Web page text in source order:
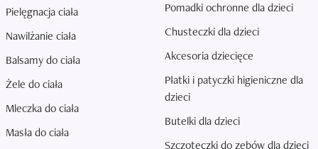
Pielęgnacja ciała
Nawilżanie ciała
Balsamy do ciała
Żele do ciała
Mleczka do ciała
Masła do ciała
Pomadki ochronne dla dzieci
Chusteczki dla dzieci
Akcesoria dziecięce
Płatki i patyczki higieniczne dla
dzieci
Butelki dla dzieci
Szczoteczki do zębów dla dzieci